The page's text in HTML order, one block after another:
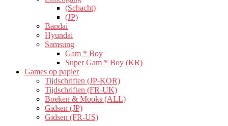
(Schacht)
(JP)
Bandai
Hyundai
Samsung
Gam * Boy
Super Gam * Boy (KR)
Games op papier
Tijdschriften (JP-KOR)
Tijdschriften (FR-UK)
Boeken & Mooks (ALL)
Gidsen (JP)
Gidsen (FR-US)